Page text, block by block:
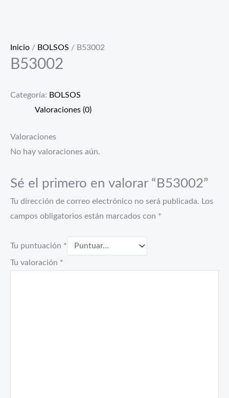
Inicio / BOLSOS / B53002
B53002
Categoría: BOLSOS
Valoraciones (0)
Valoraciones
No hay valoraciones aún.
Sé el primero en valorar “B53002”
Tu dirección de correo electrónico no será publicada. Los
campos obligatorios están marcados con *
Tu puntuación *
Tu valoración *